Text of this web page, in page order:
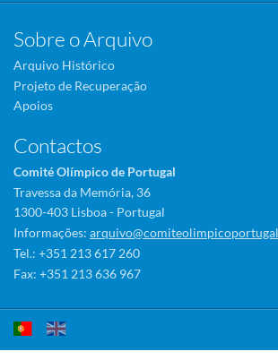
Sobre o Arquivo
Arquivo Histórico
Projeto de Recuperação
Apoios
Contactos
Comité Olímpico de Portugal
Travessa da Memória, 36
1300-403 Lisboa - Portugal
Informações:
Tel.: +351 213 617 260
Fax: +351 213 636 967